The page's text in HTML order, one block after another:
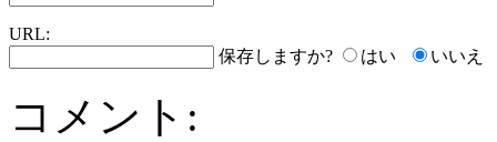
URL:
保存しますか?
はい いいえ
コメント: